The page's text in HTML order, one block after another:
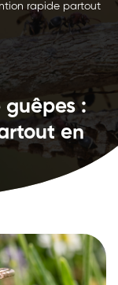
rapide partout
:
en